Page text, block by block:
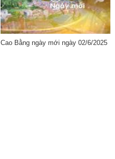
Cao Bằng ngày mới ngày 02/6/2025